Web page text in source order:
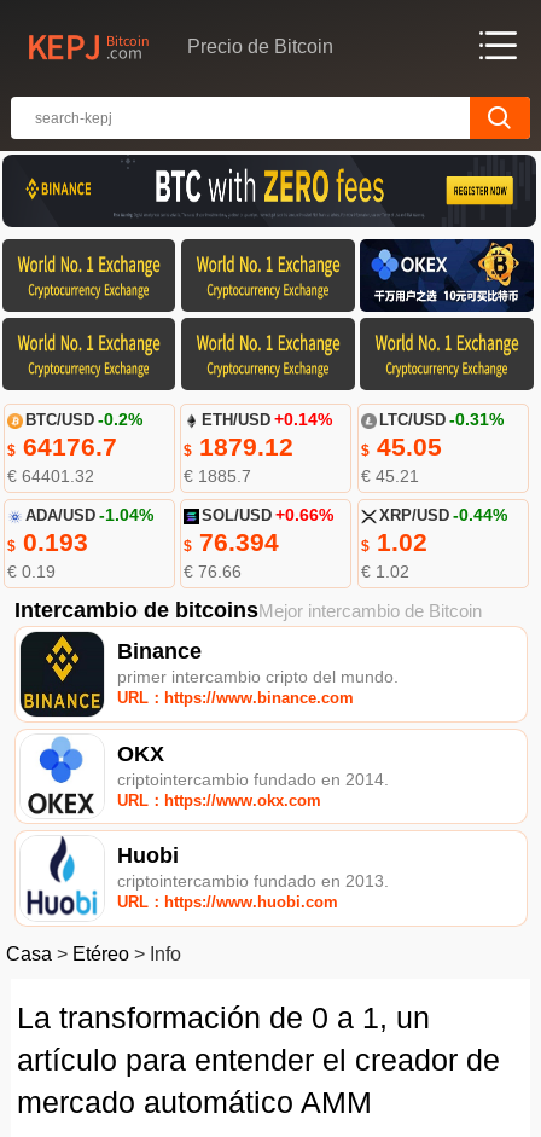
Precio de Bitcoin
BTC/USD -0.2%
$64176.7
€ 64401.32
ETH/USD +0.14%
$ 1879.12
€ 1885.7
LTC/USD -0.31%
$45.05
€ 45.21
ADA/USD -1.04%
$0.193
€ 0.19
SOL/USD +0.66%
$ 76.394
€ 76.66
XRP/USD -0.44%
$1.02
€ 1.02
Intercambio de bitcoinsMejor intercambio de Bitcoin
Binance
primer intercambio cripto del mundo.
URL：https://www.binance.com
OKX
criptointercambio fundado en 2014.
URL：https://www.okx.com
Huobi
criptointercambio fundado en 2013.
URL：https://www.huobi.com
Casa > Etéreo > Info
La transformación de 0 a 1, un
artículo para entender el creador de
mercado automático AMM